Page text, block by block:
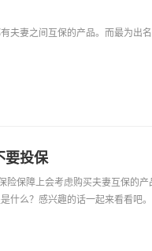
夫妻之间互保的产品。而最为出
要投保
保障上会考虑购买夫妻互保的产
什么？感兴趣的话一起来看看吧。